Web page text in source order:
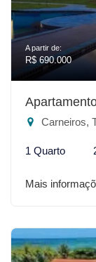
A partir de:
R$ 690.000
Carneiros,
1 Quarto
Mais